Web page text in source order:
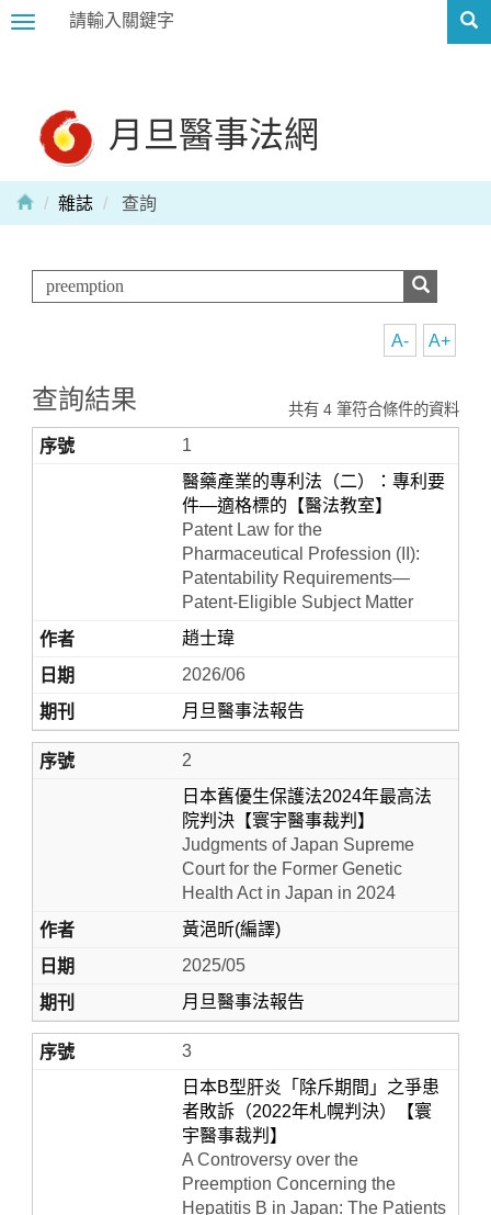
Toggle
月旦醫事法網
Home
雜誌 查詢
A+
A-
查詢結果 共有 4 筆符合條件的資料
1
醫藥產業的專利法（二）：專利要
件—適格標的【醫法教室】
Patent Law for the
Pharmaceutical Profession (II):
Patentability Requirements—
Patent-Eligible Subject Matter
趙士瑋
2026/06
月旦醫事法報告
2
日本舊優生保護法2024年最高法
院判決【寰宇醫事裁判】
Judgments of Japan Supreme
Court for the Former Genetic
Health Act in Japan in 2024
黃浥昕(編譯)
2025/05
月旦醫事法報告
3
日本B型肝炎「除斥期間」之爭患
者敗訴（2022年札幌判決）【寰
宇醫事裁判】
A Controversy over the
Preemption Concerning the
Hepatitis B in Japan: The Patients